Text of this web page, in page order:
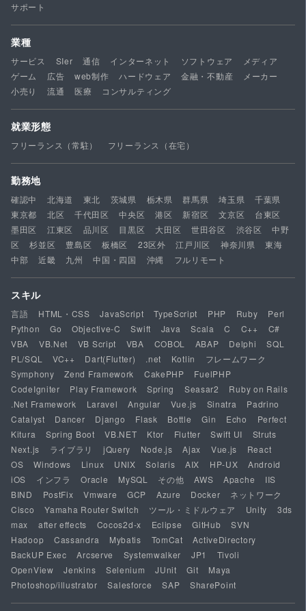
サポート
業種
サービス SIer 通信 インターネット ソフトウェア
メディア
ゲーム
広告 web制作 ハードウェア 金融・不動産
メーカー
小売り
流通 医療 コンサルティング
就業形態
フリーランス（常駐） フリーランス（在宅）
勤務地
確認中 北海道 東北 茨城県 栃木県 群馬県 埼玉県
千葉県
東京都
北区 千代田区 中央区 港区 新宿区 文京区
台東区
墨田区
江東区 品川区 目黒区 大田区 世田谷区 渋谷区
中野
区
杉並区 豊島区 板橋区 23区外 江戸川区 神奈川県
東海
中部
近畿 九州 中国・四国 沖縄 フルリモート
スキル
言語 HTML・CSS JavaScript TypeScript PHP Ruby
Perl
Python
Go Objective-C Swift Java Scala C C++
C#
VBA
VB.Net VB Script VBA COBOL ABAP Delphi
SQL
PL/SQL
VC++ Dart(Flutter) .net Kotlin
フレームワーク
Symphony
Zend Framework CakePHP
FuelPHP
CodeIgniter
Play Framework Spring Seasar2
Ruby on Rails
.Net Framework
Laravel Angular Vue.js Sinatra
Padrino
Catalyst
Dancer Django Flask Bottle Gin Echo
Perfect
Kitura
Spring Boot VB.NET Ktor Flutter Swift UI
Struts
Next.js
ライブラリ jQuery Node.js Ajax Vue.js
React
OS
Windows Linux UNIX Solaris AIX HP-UX
Android
iOS
インフラ Oracle MySQL その他 AWS Apache
IIS
BIND
PostFix Vmware GCP Azure Docker
ネットワーク
Cisco
Yamaha Router Switch ツール・ミドルウェア Unity
3ds
max
after effects Cocos2d-x Eclipse GitHub
SVN
Hadoop
Cassandra Mybatis TomCat
ActiveDirectory
BackUP Exec
Arcserve Systemwalker JP1
Tivoli
OpenView
Jenkins Selenium JUnit Git
Maya
Photoshop/illustrator
Salesforce SAP SharePoint